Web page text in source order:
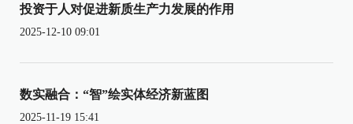
投资于人对促进新质生产力发展的作用
2025-12-10 09:01
数实融合：“智”绘实体经济新蓝图
2025-11-19 15:41